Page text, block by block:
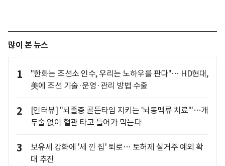
많이 본 뉴스
1
"한화는 조선소 인수, 우리는 노하우를 판다"… HD현대,
美에 조선 기술·운영·관리 방법 수출
2
[인터뷰] "뇌졸중 골든타임 지키는 '뇌동맥류 치료'"…개
두술 없이 혈관 타고 들어가 막는다
3
보유세 강화에 '세 낀 집' 퇴로… 토허제 실거주 예외 확
대 추진